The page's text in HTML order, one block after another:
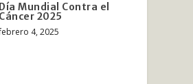
Día Mundial Contra el
Cáncer 2025
4, 2025